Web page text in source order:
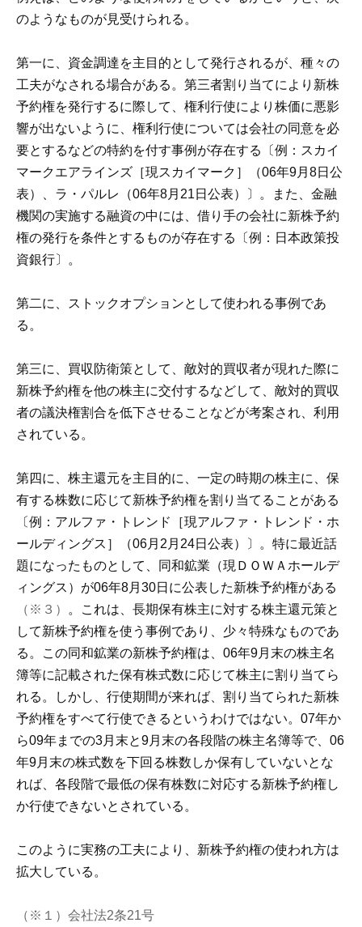
のようなものが見受けられる。
第一に、資金調達を主目的として発行されるが、種々の
工夫がなされる場合がある。第三者割り当てにより新株
予約権を発行するに際して、権利行使により株価に悪影
響が出ないように、権利行使については会社の同意を必
要とするなどの特約を付す事例が存在する〔例：スカイ
マークエアラインズ［現スカイマーク］（06年9月8日公
表）、ラ・パルレ（06年8月21日公表）〕。また、金融
機関の実施する融資の中には、借り手の会社に新株予約
権の発行を条件とするものが存在する〔例：日本政策投
資銀行〕。
第二に、ストックオプションとして使われる事例であ
る。
第三に、買収防衛策として、敵対的買収者が現れた際に
新株予約権を他の株主に交付するなどして、敵対的買収
者の議決権割合を低下させることなどが考案され、利用
されている。
第四に、株主還元を主目的に、一定の時期の株主に、保
有する株数に応じて新株予約権を割り当てることがある
〔例：アルファ・トレンド［現アルファ・トレンド・ホ
ールディングス］（06月2月24日公表）〕。特に最近話
題になったものとして、同和鉱業（現ＤＯＷＡホールデ
ィングス）が06年8月30日に公表した新株予約権がある
（※３）
。これは、長期保有株主に対する株主還元策と
して新株予約権を使う事例であり、少々特殊なものであ
る。この同和鉱業の新株予約権は、06年9月末の株主名
簿等に記載された保有株式数に応じて株主に割り当てら
れる。しかし、行使期間が来れば、割り当てられた新株
予約権をすべて行使できるというわけではない。07年か
ら09年までの3月末と9月末の各段階の株主名簿等で、06
年9月末の株式数を下回る株数しか保有していないとな
れば、各段階で最低の保有株数に対応する新株予約権し
か行使できないとされている。
このように実務の工夫により、新株予約権の使われ方は
拡大している。
（※１）会社法2条21号